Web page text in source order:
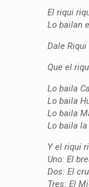
El riqui
Lo bailan
Dale
Que el
Lo baila
Lo baila
Lo baila
Lo baila
Y el riqui
Uno: El
Dos: El
Tres: El